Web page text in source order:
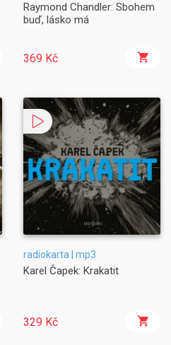
Raymond Chandler: Sbohem
buď, lásko má
369 Kč
radiokarta | mp3
Karel Čapek: Krakatit
329 Kč